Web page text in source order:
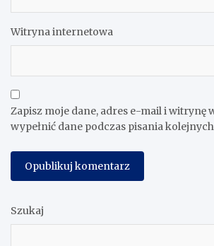
Witryna internetowa
Zapisz moje dane, adres e-mail i witrynę
wypełnić dane podczas pisania
Szukaj